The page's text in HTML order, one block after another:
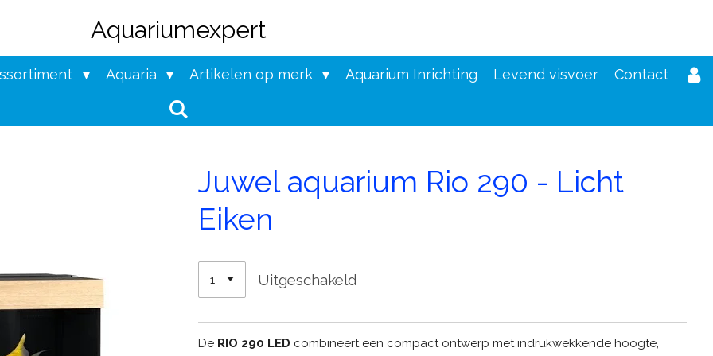
Aquariumexpert
Aquaria Artikelen op merk Aquarium Inrichting Levend visvoer Contact
Juwel aquarium Rio 290 - Licht
Eiken
Uitgeschakeld
De RIO 290 LED combineert een compact ontwerp met indrukwekkende hoogte,